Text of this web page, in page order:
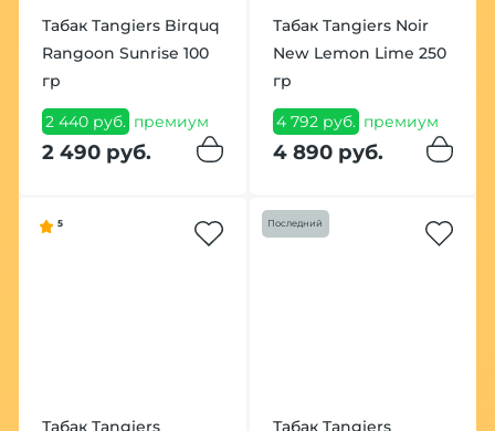
Табак Tangiers Birquq
Rangoon Sunrise 100
гр
2 440 руб. премиум
2 490 руб.
Табак Tangiers Noir
New Lemon Lime 250
гр
4 792 руб. премиум
4 890 руб.
5 Последний